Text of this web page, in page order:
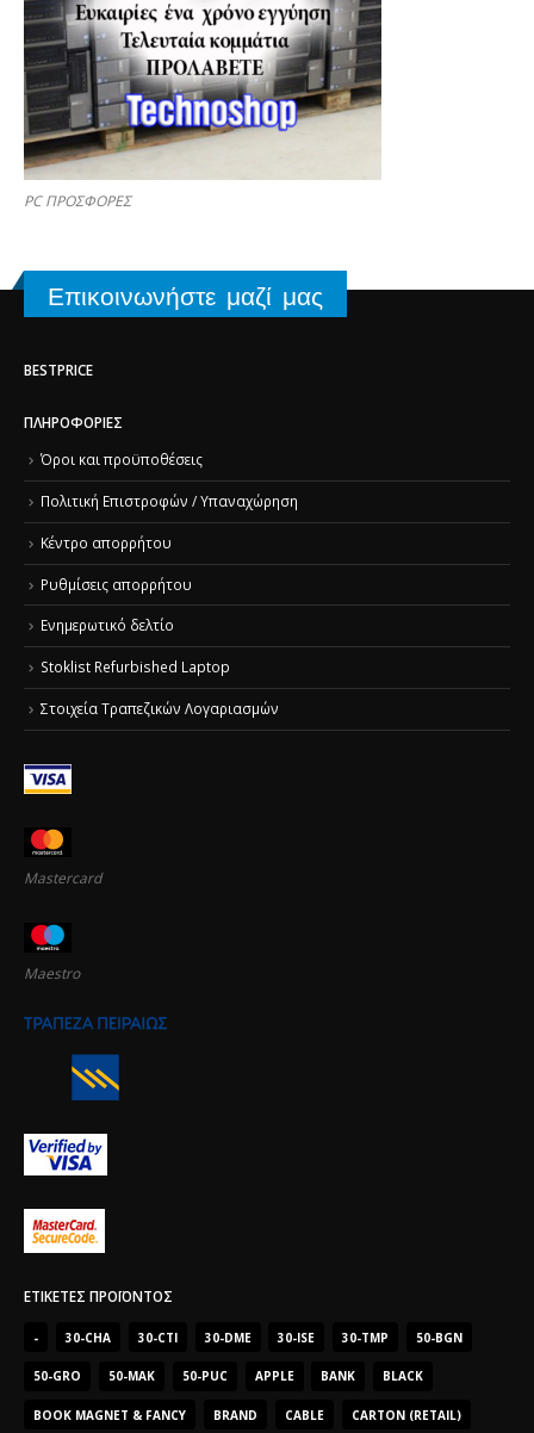
PC ΠΡΟΣΦΟΡΕΣ
Επικοινωνήστε μαζί μας
BESTPRICE
ΠΛΗΡΟΦΟΡΊΕΣ
Όροι και προϋποθέσεις
Πολιτική Επιστροφών / Υπαναχώρηση
Κέντρο απορρήτου
Ρυθμίσεις απορρήτου
Ενημερωτικό δελτίο
Stoklist Refurbished Laptop
Στοιχεία Τραπεζικών Λογαριασμών
Mastercard
Maestro
ΕΤΙΚΈΤΕΣ ΠΡΟΪΌΝΤΟΣ
- 30-CHA 30-CTI 30-DME 30-ISE 30-TMP 50-BGN
50-GRO 50-MAK 50-PUC APPLE BANK BLACK
BOOK MAGNET & FANCY BRAND CABLE CARTON (RETAIL)